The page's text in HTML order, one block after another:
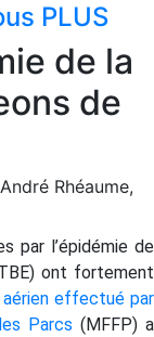
PLUS
de la
de
Rhéaume,
par l’épidémie de
ont fortement
aérien effectué par
Parcs (MFFP) a